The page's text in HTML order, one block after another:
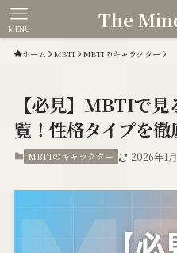
The
MENU
ホーム MBTI MBTIのキャラクター
【必見】MBTIで
覧！性格タイプを徹
MBTIのキャラクター 2026年1